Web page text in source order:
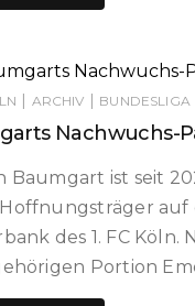
| ARCHIV | BUNDESLIGA
Nachwuchs-
Baumgart ist seit
auf
des 1. FC Köln.
Portion